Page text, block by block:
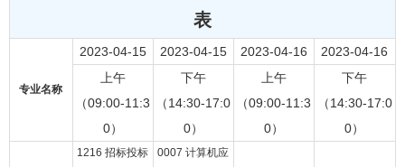
表
专业名称
2023-04-15 2023-04-15 2023-04-16
2023-04-16
上午
（09:00-11:3
0）
下午
（14:30-17:0
0）
上午
（09:00-11:3
0）
下午
（14:30-17:0
0）
1216 招标投标
0007 计算机应